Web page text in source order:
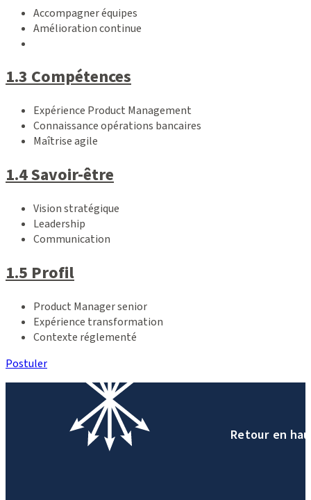
Accompagner équipes
Amélioration continue
1.3 Compétences
Expérience Product Management
Connaissance opérations bancaires
Maîtrise agile
1.4 Savoir-être
Vision stratégique
Leadership
Communication
1.5 Profil
Product Manager senior
Expérience transformation
Contexte réglementé
Postuler
Retour en